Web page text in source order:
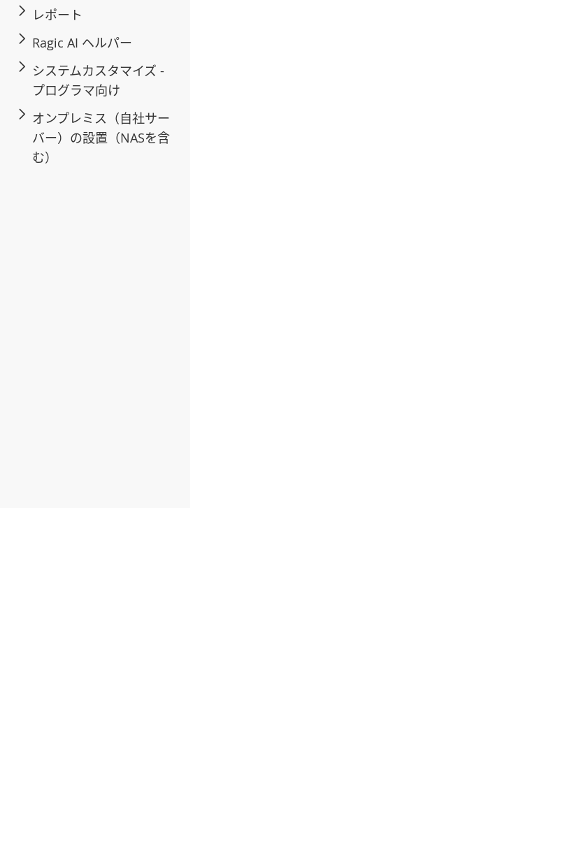
レポート
Ragic AI ヘルパー
システムカスタマイズ -
プログラマ向け
オンプレミス（自社サー
バー）の設置（NASを含
む）